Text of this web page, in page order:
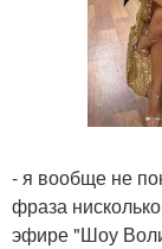
- я вообще не
фраза
эфире "Шоу